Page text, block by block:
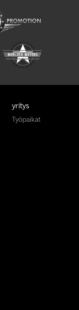
yritys
Työpaikat